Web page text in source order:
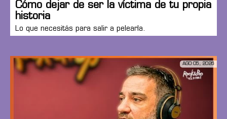
Cómo dejar de ser la víctima de tu propia
historia
Lo que necesitás para salir a pelearla.
AGO 05, 2026